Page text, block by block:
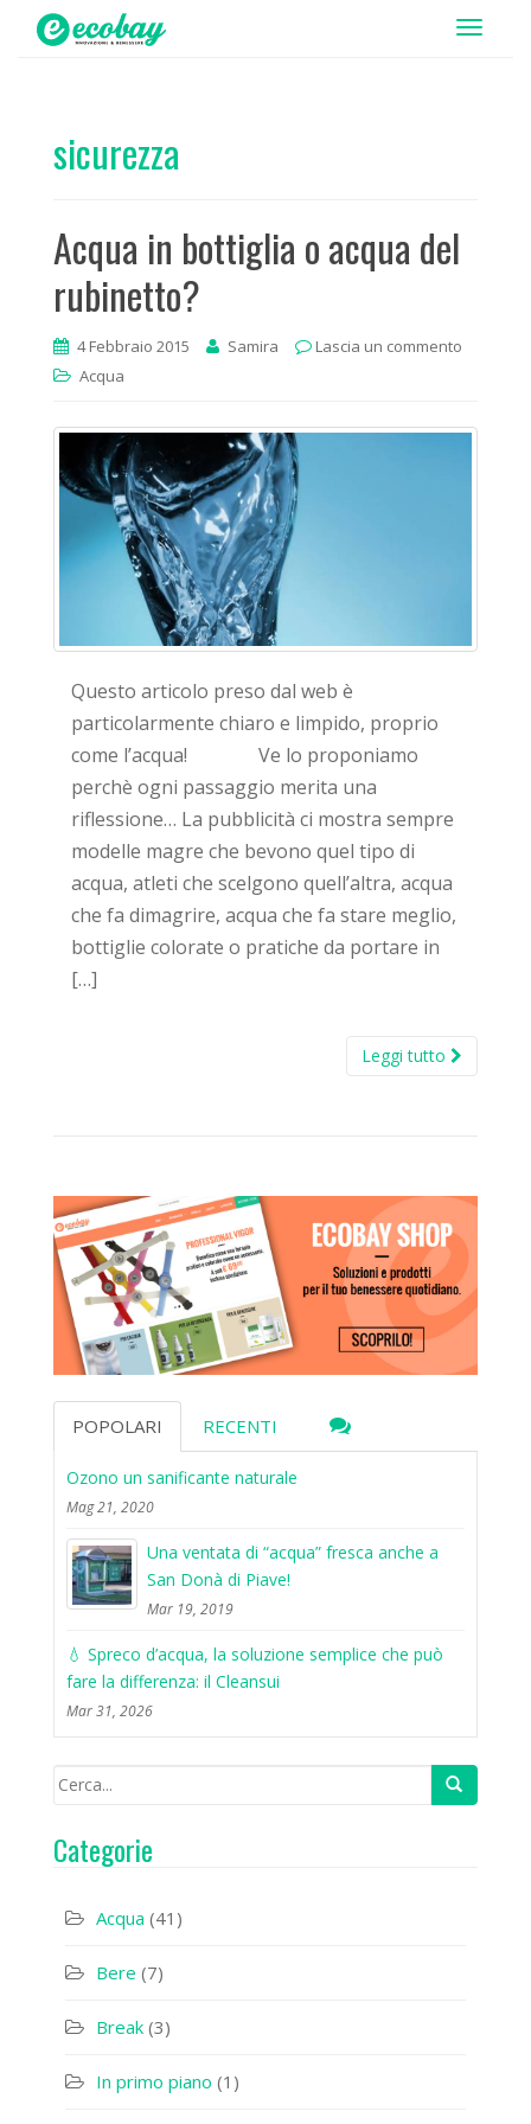
T
sicurezza
Acqua in bottiglia o acqua del
rubinetto?
4 Febbraio 2015 Samira
Lascia un commento
Acqua
Questo articolo preso dal web è
particolarmente chiaro e limpido, proprio
come l’acqua! Ve lo proponiamo
perchè ogni passaggio merita una
riflessione… La pubblicità ci mostra sempre
modelle magre che bevono quel tipo di
acqua, atleti che scelgono quell’altra, acqua
che fa dimagrire, acqua che fa stare meglio,
bottiglie colorate o pratiche da portare in
[…]
Leggi tutto
POPOLARI RECENTI
Ozono un sanificante naturale
Mag 21, 2020
Una ventata di “acqua” fresca anche a
San Donà di Piave!
Mar 19, 2019
💧 Spreco d’acqua, la soluzione semplice che può
fare la differenza: il Cleansui
Mar 31, 2026
Categorie
Acqua (41)
Bere (7)
Break (3)
In primo piano (1)